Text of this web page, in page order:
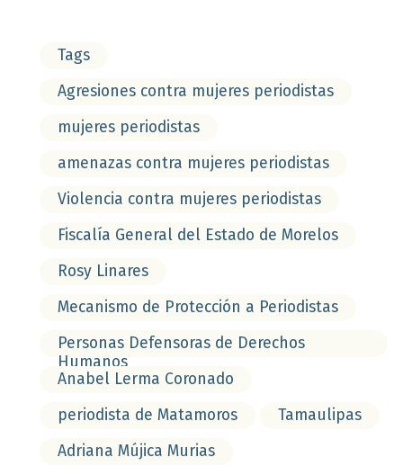
Tags
Agresiones contra mujeres periodistas
mujeres periodistas
amenazas contra mujeres periodistas
Violencia contra mujeres periodistas
Fiscalía General del Estado de Morelos
Rosy Linares
Mecanismo de Protección a Periodistas
Personas Defensoras de Derechos
Humanos
Anabel Lerma Coronado
periodista de Matamoros
Tamaulipas
Adriana Mújica Murias